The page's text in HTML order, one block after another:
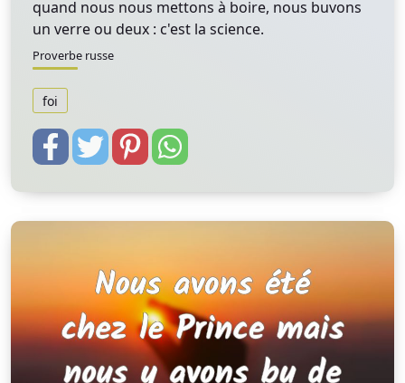
quand nous nous mettons à boire, nous buvons
un verre ou deux : c'est la science.
Proverbe russe
foi